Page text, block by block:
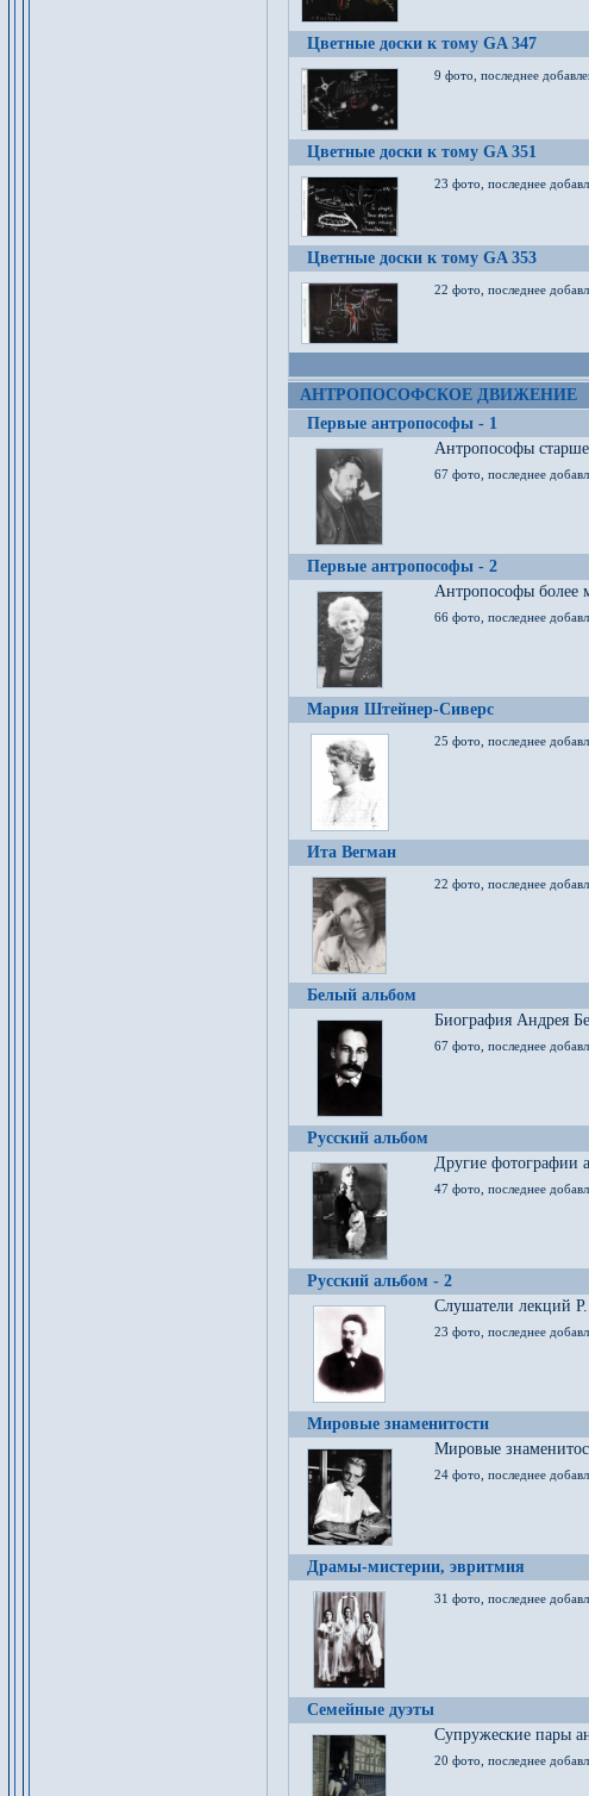
Цветные доски к тому GA 347
9 фото, последнее
Цветные доски к тому GA 351
23 фото, последнее
Цветные доски к тому GA 353
22 фото, последнее
АНТРОПОСОФСКОЕ ДВИЖЕНИЕ
Первые антропософы - 1
Антропософы
67 фото, последнее
Первые антропософы - 2
Антропософы более
66 фото, последнее
Мария Штейнер-Сиверс
25 фото, последнее
Ита Вегман
22 фото, последнее
Белый альбом
Биография Андрея
67 фото, последнее
Русский альбом
Другие фотографии
47 фото, последнее
Русский альбом - 2
Cлушатели лекций
23 фото, последнее
Мировые знаменитости
Мировые
24 фото, последнее
Драмы-мистерии, эвритмия
31 фото, последнее
Семейные дуэты
Супружеские пары
20 фото, последнее